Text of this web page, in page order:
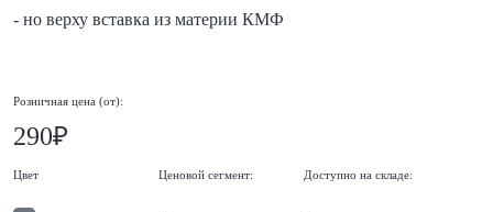
- но верху вставка из материи КМФ
Розничная цена (от):
290₽
Цвет Ценовой сегмент: Доступно на складе: